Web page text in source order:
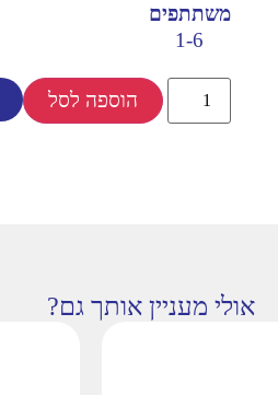
משתתפים
1-6
הוספה לסל
אולי מעניין אותך גם?